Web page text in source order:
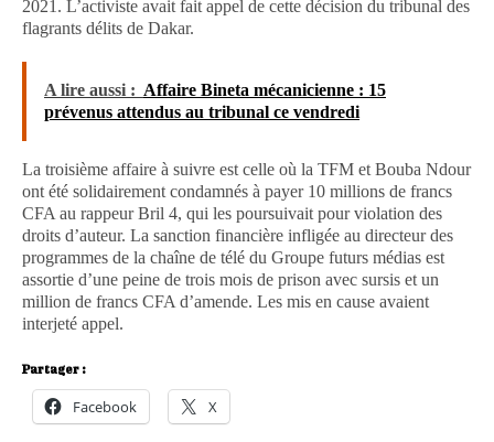
2021. L’activiste avait fait appel de cette décision du tribunal des
flagrants délits de Dakar.
A lire aussi : Affaire Bineta mécanicienne : 15
prévenus attendus au tribunal ce vendredi
La troisième affaire à suivre est celle où la TFM et Bouba Ndour
ont été solidairement condamnés à payer 10 millions de francs
CFA au rappeur Bril 4, qui les poursuivait pour violation des
droits d’auteur. La sanction financière infligée au directeur des
programmes de la chaîne de télé du Groupe futurs médias est
assortie d’une peine de trois mois de prison avec sursis et un
million de francs CFA d’amende. Les mis en cause avaient
interjeté appel.
Partager :
Facebook X